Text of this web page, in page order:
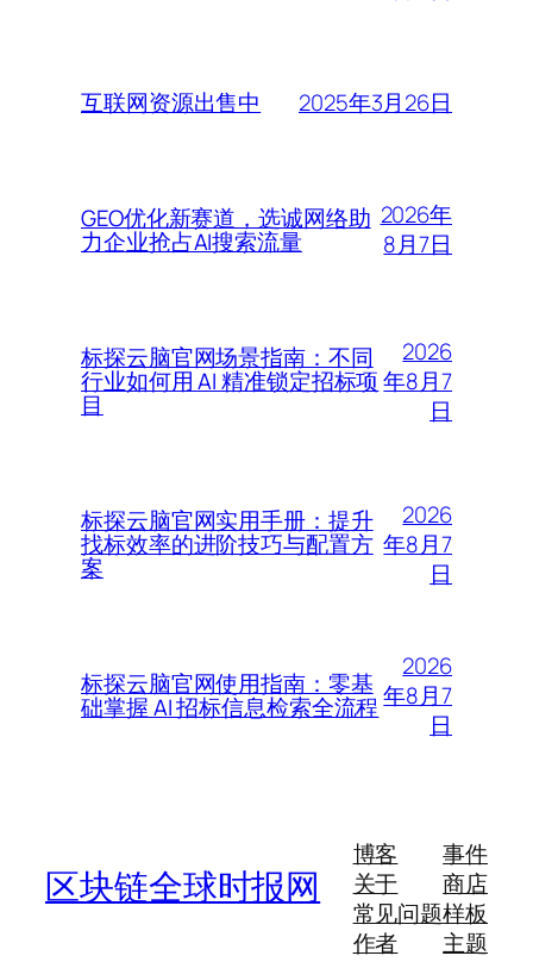
互联网资源出售中 2025年3月26日
GEO优化新赛道，选诚网络助
力企业抢占AI搜索流量
2026年
8月7日
标探云脑官网场景指南：不同
行业如何用 AI 精准锁定招标项
目
2026
年8月7
日
标探云脑官网实用手册：提升
找标效率的进阶技巧与配置方
案
2026
年8月7
日
标探云脑官网使用指南：零基
础掌握 AI 招标信息检索全流程
2026
年8月7
日
区块链全球时报网
博客
关于
常见问题
作者
事件
商店
样板
主题